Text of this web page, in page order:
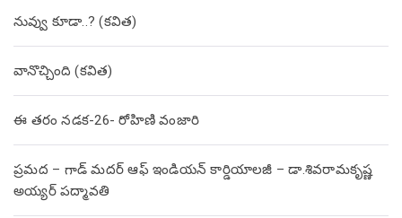
నువ్వు కూడా..? (కవిత)
వానొచ్చింది (కవిత)
ఈ తరం నడక-26- రోహిణి వంజారి
ప్రమద – గాడ్ మదర్ ఆఫ్ ఇండియన్ కార్డియాలజీ – డా.శివరామకృష్ణ
అయ్యర్ పద్మావతి